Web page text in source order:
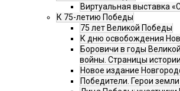
Виртуальная выставка
К 75-летию Победы
75 лет Великой Победы
К дню освобождения
Боровичи в годы
войны. Страницы истории
Новое издание
Победители. Герои